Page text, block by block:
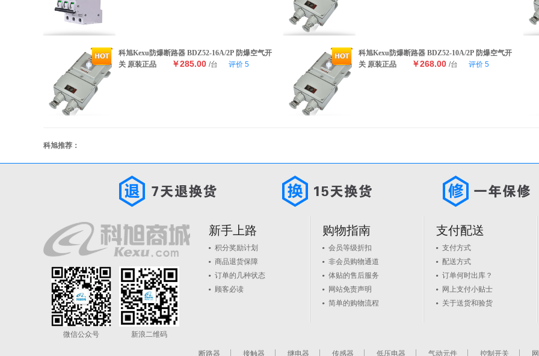
科旭Kexu防爆断路器 BDZ52-16A/2P 防爆空气开
关 原装正品
￥285.00 /台 评价 5
科旭Kexu防爆断路器 BDZ52-10A/2P 防爆空气开
关 原装正品
￥268.00 /台 评价 5
科旭推荐：
微信公众号 新浪二维码
新手上路
积分奖励计划
商品退货保障
订单的几种状态
顾客必读
购物指南
会员等级折扣
非会员购物通道
体贴的售后服务
网站免责声明
简单的购物流程
支付配送
支付方式
配送方式
订单何时出库？
网上支付小贴士
关于送货和验货
断路器 接触器 继电器 传感器 低压电器 气动元件 控制开关